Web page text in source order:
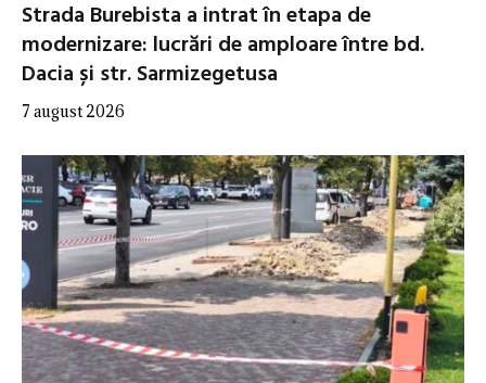
Strada Burebista a intrat în etapa de
modernizare: lucrări de amploare între bd.
Dacia și str. Sarmizegetusa
7 august 2026